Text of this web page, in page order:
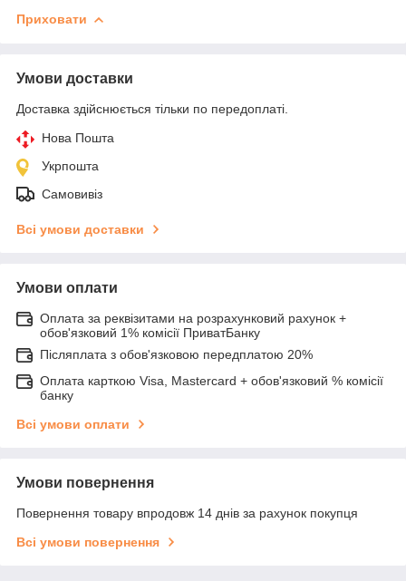
Приховати
Умови доставки
Доставка здійснюється тільки по передоплаті.
Нова Пошта
Укрпошта
Самовивіз
Всі умови доставки
Умови оплати
Оплата за реквізитами на розрахунковий рахунок +
обов'язковий 1% комісії ПриватБанку
Післяплата з обов'язковою передплатою 20%
Оплата карткою Visa, Mastercard + обов'язковий % комісії
банку
Всі умови оплати
Умови повернення
Повернення товару впродовж 14 днів за рахунок покупця
Всі умови повернення